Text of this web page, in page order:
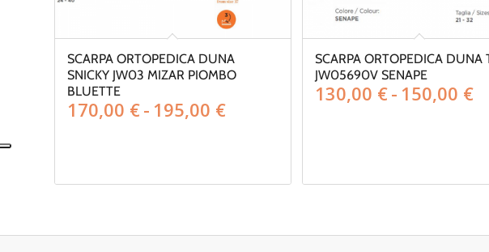
SCARPA ORTOPEDICA DUNA
SNICKY JW03 MIZAR PIOMBO
BLUETTE
170,00 €- 195,00 €Fascia
170,00 €
SCARPA ORTOPEDICA DUNA
JW05690V SENAPE
130,00 €- 150,00 €
a